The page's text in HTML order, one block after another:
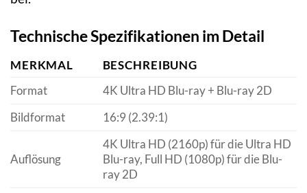
Technische Spezifikationen im Detail
MERKMAL
BESCHREIBUNG
Format
4K Ultra HD Blu-ray + Blu-ray 2D
Bildformat
16:9 (2.39:1)
Auflösung
4K Ultra HD (2160p) für die Ultra HD
Blu-ray, Full HD (1080p) für die Blu-
ray 2D